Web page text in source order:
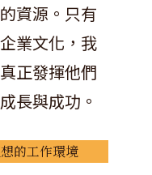
資源。只有
業文化，我
正發揮他們
長與成功。
的工作環境